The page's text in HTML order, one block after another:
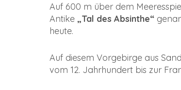
Auf 600 m über dem
Antike „Tal des Absinthe“
heute.
Auf diesem Vorgebirge aus
vom 12. Jahrhundert bis zur